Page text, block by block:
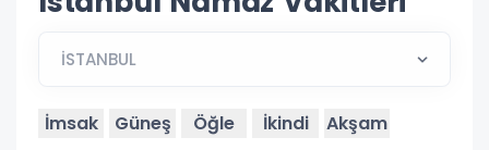
İmsak Güneş Öğle İkindi Akşam